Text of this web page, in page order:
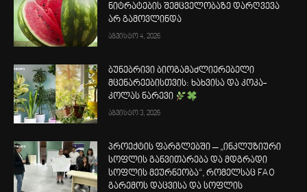
ნიტრატების შემცველობაზე დარღვევა
არ გამოვლინდა
აგვისტო 4, 2026
ბუნებრივი ბიოგამაძლიერებელი
მცენარეებისთვის: ხახვისა და კოკა-
კოლას ნარევი
აგვისტო 3, 2026
პროექტის ფარგლებში – „ინკლუზიური
სოფლის განვითარება და მდგრადი
სოფლის მეურნეობა“, რომელსაც FAO
გარემოს დაცვისა და სოფლის